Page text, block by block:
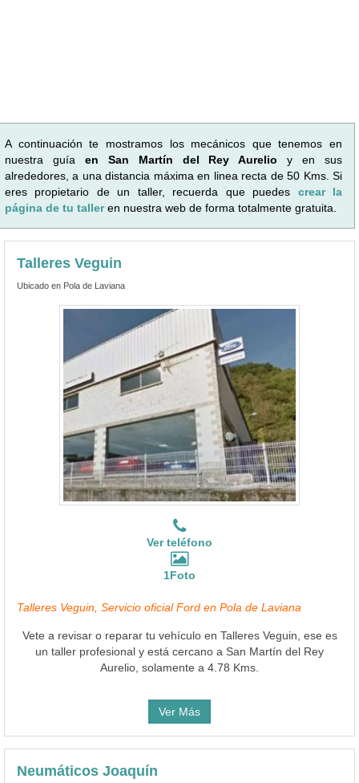
A continuación te mostramos los mecánicos que tenemos en
nuestra guía en San Martín del Rey Aurelio y en sus
alrededores, a una distancia máxima en linea recta de 50 Kms. Si
eres propietario de un taller, recuerda que puedes crear la
página de tu talleren nuestra web de forma totalmente gratuita.
Talleres Veguin
Ubicado en Pola de Laviana
Ver teléfono
1Foto
Talleres Veguin, Servicio oficial Ford en Pola de Laviana
Vete a revisar o reparar tu vehículo en Talleres Veguin, ese es
un taller profesional y está cercano a San Martín del Rey
Aurelio, solamente a 4.78 Kms.
Ver Más
Neumáticos Joaquín